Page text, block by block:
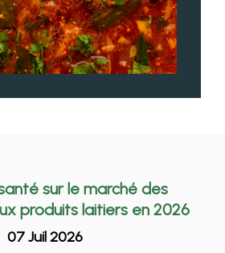
sur le marché des
produits laitiers en 2026
07 Juil 2026